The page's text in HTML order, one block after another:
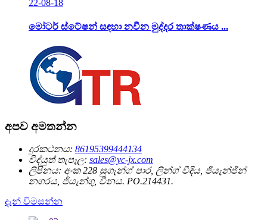
22-08-18
මෝටර් ස්ටේෂන් සඳහා නවීන මුද්දර තාක්ෂණය ...
අපව අමතන්න
දුරකථනය: 86195399444134
විද්යුත් තැපෑල: sales@yc-jx.com
ලිපිනය: අංක 228 සුගැන්ග් පාර, ලින්ග් වීදිය, ජියැන්ජින්
නගරය, ජියැන්ගු, චීනය. PO.214431.
දැන් විමසන්න